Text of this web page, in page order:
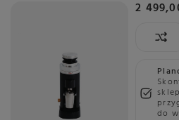
2
do